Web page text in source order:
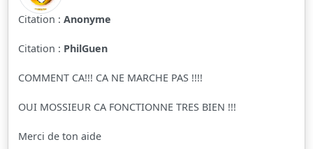
Citation :Anonyme
Citation : PhilGuen
COMMENT CA!!! CA NE MARCHE PAS !!!!
OUI MOSSIEUR CA FONCTIONNE TRES BIEN !!!
Merci de ton aide